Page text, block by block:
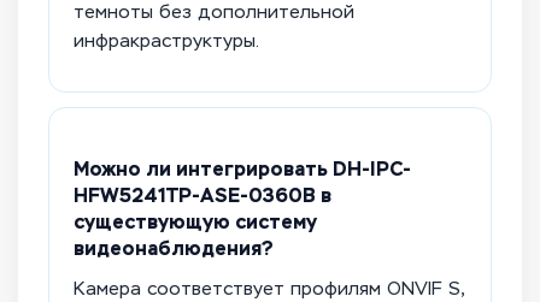
темноты без дополнительной
инфракраструктуры.
Можно ли интегрировать DH-IPC-
HFW5241TP-ASE-0360B в
существующую систему
видеонаблюдения?
Камера соответствует профилям ONVIF S,